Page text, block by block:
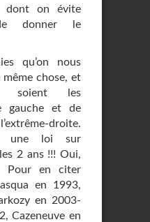
dont on évite
de donner le
qu’on nous
chose, et
soient les
gauche et de
droite.
une loi sur
2 ans !!! Oui,
Pour en citer
en 1993,
en 2003-
Cazeneuve en